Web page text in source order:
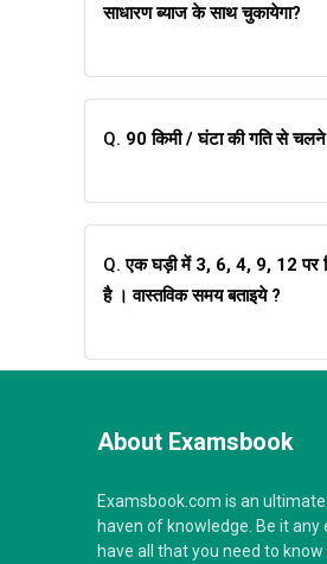
साधारण ब्याज के साथ चुकायेगा?
Q. 90 किमी / घंटा की गति से
Q.एक घड़ी में 3, 6, 4, 9, 12 पर
है । वास्तविक समय बताइये ?
About Examsbook
Examsbook.com is an
haven of knowledge. Be it any
have all that you need to know